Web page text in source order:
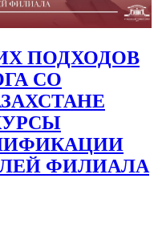
ПОДХОДОВ
СО
ФИЛИАЛА